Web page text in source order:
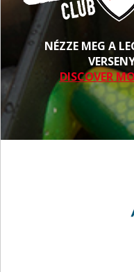
NÉZZE MEG A
DISCOVER